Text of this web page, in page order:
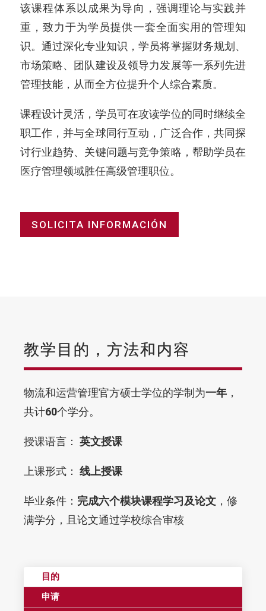
该课程体系以成果为导向，强调理论与实践并
重，致力于为学员提供一套全面实用的管理知
识。通过深化专业知识，学员将掌握财务规划、
市场策略、团队建设及领导力发展等一系列先进
管理技能，从而全方位提升个人综合素质。
课程设计灵活，学员可在攻读学位的同时继续全
职工作，并与全球同行互动，广泛合作，共同探
讨行业趋势、关键问题与竞争策略，帮助学员在
医疗管理领域胜任高级管理职位。
SOLICITA INFORMACIÓN
教学目的，方法和内容
物流和运营管理官方硕士学位的学制为一年 ，
共计60个学分。
授课语言：英文授课
上课形式：线上授课
毕业条件： 完成六个模块课程学习及论文 ，修
满学分，且论文通过学校综合审核
目的
申请